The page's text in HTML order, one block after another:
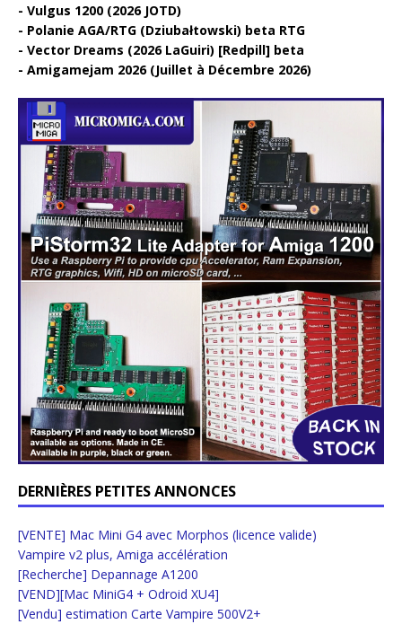
Vulgus 1200 (2026 JOTD)
Polanie AGA/RTG (Dziubałtowski) beta RTG
Vector Dreams (2026 LaGuiri) [Redpill] beta
Amigamejam 2026 (Juillet à Décembre 2026)
DERNIÈRES PETITES ANNONCES
[VENTE] Mac Mini G4 avec Morphos (licence valide)
Vampire v2 plus, Amiga accélération
[Recherche] Depannage A1200
[VEND][Mac MiniG4 + Odroid XU4]
[Vendu] estimation Carte Vampire 500V2+